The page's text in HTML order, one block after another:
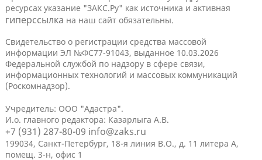
ресурсах указание "ЗАКС.Ру" как источника и активная
гиперссылка на наш сайт обязательны.
Свидетельство о регистрации средства массовой
информации ЭЛ №ФС77-91043, выданное 10.03.2026
Федеральной службой по надзору в сфере связи,
информационных технологий и массовых коммуникаций
(Роскомнадзор).
Учредитель: ООО "Адастра".
И.о. главного редактора: Казарлыга А.В.
+7 (931) 287-80-09 info@zaks.ru
199034, Санкт-Петербург, 18-я линия В.О., д. 11 литера А,
помещ. 3-н, офис 1